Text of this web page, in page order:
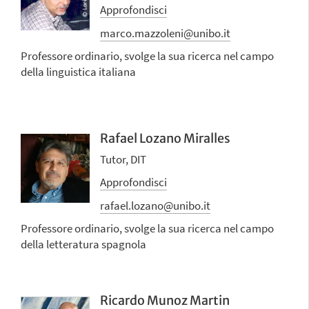
Approfondisci
marco.mazzoleni@unibo.it
Professore ordinario, svolge la sua ricerca nel campo
della linguistica italiana
Rafael Lozano Miralles
Tutor, DIT
Approfondisci
rafael.lozano@unibo.it
Professore ordinario, svolge la sua ricerca nel campo
della letteratura spagnola
Ricardo Munoz Martin